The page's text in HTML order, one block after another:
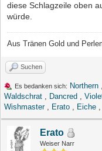
diese Schlagzeile oben
würde.
Aus Tränen Gold und
Suchen
Es bedanken sich: Northern ,
Waldschrat , Dancred ,
Wishmaster, Erato , Eiche ,
Erato
Weiser Narr